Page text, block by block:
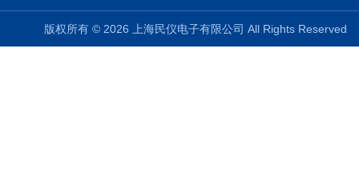
版权所有 © 2026 上海民仪电子有限公司 All Rights